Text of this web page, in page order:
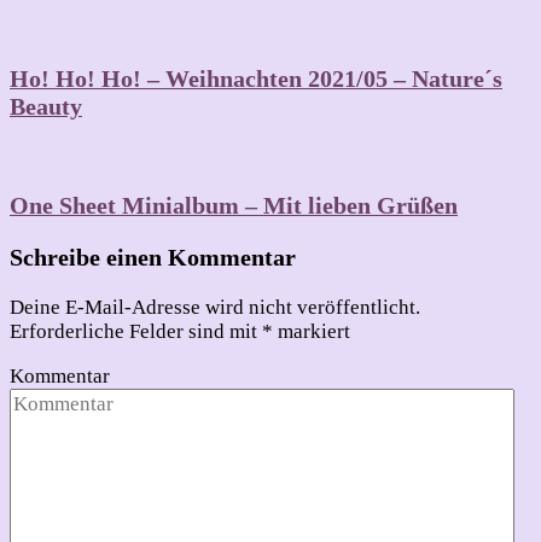
Ho! Ho! Ho! – Weihnachten 2021/05 – Nature´s
Beauty
One Sheet Minialbum – Mit lieben Grüßen
Schreibe einen Kommentar
Deine E-Mail-Adresse wird nicht veröffentlicht.
Erforderliche Felder sind mit * markiert
Kommentar